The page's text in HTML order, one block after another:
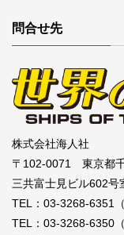
問合せ先
株式会社海人社
〒102-0071 東京都
三共富士見ビル602号
TEL：03-3268-6351（
TEL：03-3268-6350（